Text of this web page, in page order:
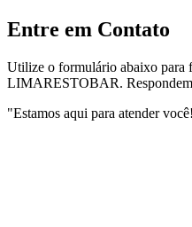
Entre em Contato
Utilize o formulário abaixo para
LIMARESTOBAR.
"Estamos aqui para atender